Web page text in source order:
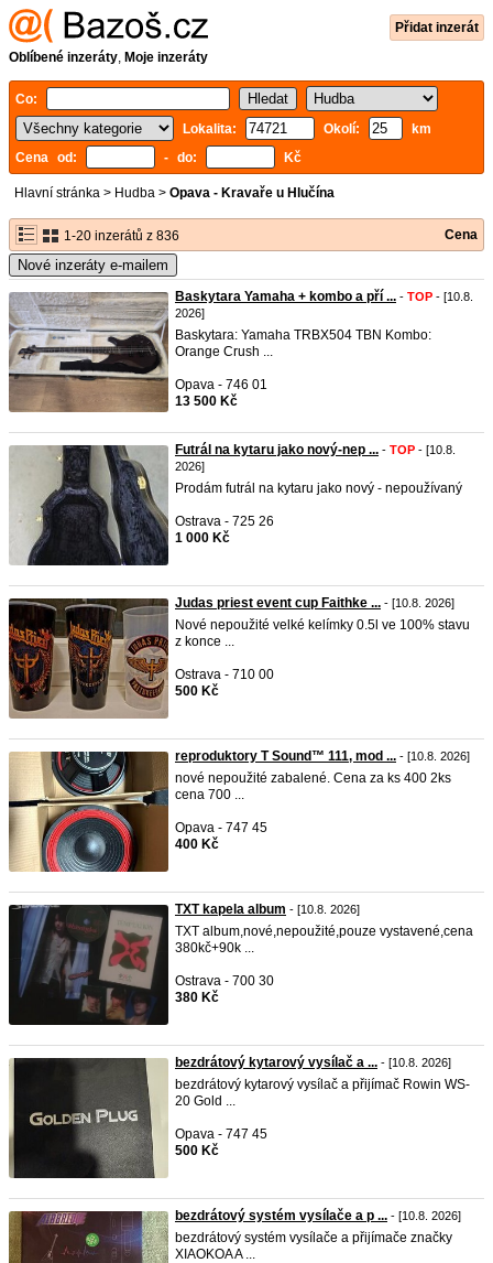
Přidat inzerát
Oblíbené inzeráty, Moje inzeráty
Co:
Lokalita:
Okolí:
km
Cena od:
- do: Kč
Hlavní stránka > Hudba > Opava - Kravaře u Hlučína
1-20 inzerátů z 836 Cena
Nové inzeráty e-mailem
Baskytara Yamaha + kombo a pří ... - TOP - [10.8.
2026]
Baskytara: Yamaha TRBX504 TBN Kombo:
Orange Crush ...
Opava - 746 01
13 500 Kč
Futrál na kytaru jako nový-nep ... - TOP - [10.8.
2026]
Prodám futrál na kytaru jako nový - nepoužívaný
Ostrava - 725 26
1 000 Kč
Judas priest event cup Faithke ... - [10.8. 2026]
Nové nepoužité velké kelímky 0.5l ve 100% stavu
z konce ...
Ostrava - 710 00
500 Kč
reproduktory T Sound™ 111, mod ... - [10.8. 2026]
nové nepoužité zabalené. Cena za ks 400 2ks
cena 700 ...
Opava - 747 45
400 Kč
TXT kapela album - [10.8. 2026]
TXT album,nové,nepoužité,pouze vystavené,cena
380kč+90k ...
Ostrava - 700 30
380 Kč
bezdrátový kytarový vysílač a ... - [10.8. 2026]
bezdrátový kytarový vysílač a přijímač Rowin WS-
20 Gold ...
Opava - 747 45
500 Kč
bezdrátový systém vysílače a p ... - [10.8. 2026]
bezdrátový systém vysílače a přijímače značky
XIAOKOA A ...